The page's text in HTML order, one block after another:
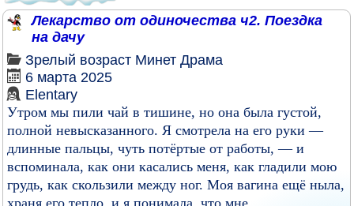
Лекарство от одиночества ч2. Поездка
на дачу
Зрелый возраст Минет Драма
6 марта 2025
Elentary
Утром мы пили чай в тишине, но она была густой,
полной невысказанного. Я смотрела на его руки —
длинные пальцы, чуть потёртые от работы, — и
вспоминала, как они касались меня, как гладили мою
грудь, как скользили между ног. Моя вагина ещё ныла,
храня его тепло, и я понимала, что мне...